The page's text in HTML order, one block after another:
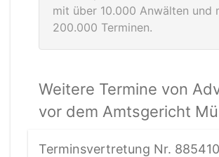
mit über 10.000 Anwälten und
200.000 Terminen.
Weitere Termine von
vor dem Amtsgericht
Terminsvertretung Nr. 885410